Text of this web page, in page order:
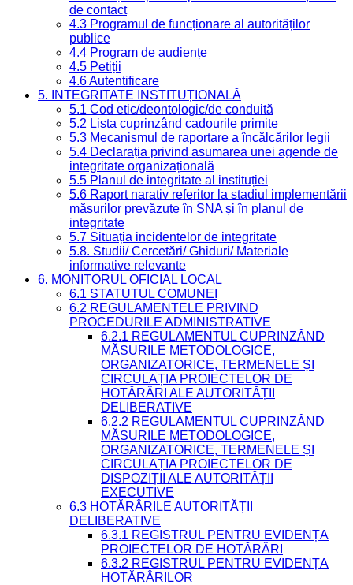
de contact
4.3 Programul de funcționare al autorităților
publice
4.4 Program de audiențe
4.5 Petiții
4.6 Autentificare
5. INTEGRITATE INSTITUȚIONALĂ
5.1 Cod etic/deontologic/de conduită
5.2 Lista cuprinzând cadourile primite
5.3 Mecanismul de raportare a încălcărilor legii
5.4 Declarația privind asumarea unei agende de
integritate organizațională
5.5 Planul de integritate al instituției
5.6 Raport narativ referitor la stadiul implementării
măsurilor prevăzute în SNA și în planul de
integritate
5.7 Situația incidentelor de integritate
5.8. Studii/ Cercetări/ Ghiduri/ Materiale
informative relevante
6. MONITORUL OFICIAL LOCAL
6.1 STATUTUL COMUNEI
6.2 REGULAMENTELE PRIVIND
PROCEDURILE ADMINISTRATIVE
6.2.1 REGULAMENTUL CUPRINZÂND
MĂSURILE METODOLOGICE,
ORGANIZATORICE, TERMENELE ȘI
CIRCULAȚIA PROIECTELOR DE
HOTĂRÂRI ALE AUTORITĂȚII
DELIBERATIVE
6.2.2 REGULAMENTUL CUPRINZÂND
MĂSURILE METODOLOGICE,
ORGANIZATORICE, TERMENELE ȘI
CIRCULAȚIA PROIECTELOR DE
DISPOZIȚII ALE AUTORITĂȚII
EXECUTIVE
6.3 HOTĂRÂRILE AUTORITĂȚII
DELIBERATIVE
6.3.1 REGISTRUL PENTRU EVIDENȚA
PROIECTELOR DE HOTĂRÂRI
6.3.2 REGISTRUL PENTRU EVIDENȚA
HOTĂRÂRILOR